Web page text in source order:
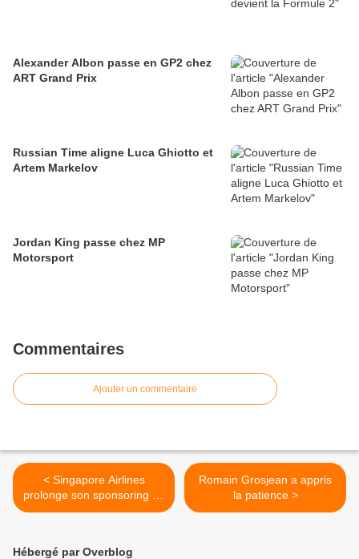
Alexander Albon passe en GP2 chez
ART Grand Prix
Russian Time aligne Luca Ghiotto et
Artem Markelov
Jordan King passe chez MP
Motorsport
Commentaires
Ajouter un commentaire
< Singapore Airlines
prolonge son sponsoring en
F1
Romain Grosjean a appris
la patience >
Hébergé par Overblog